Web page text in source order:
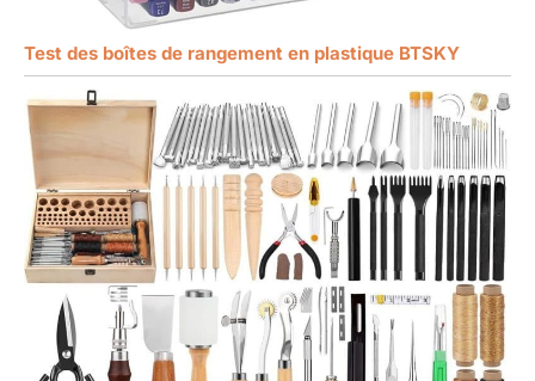
Test des boîtes de rangement en plastique BTSKY